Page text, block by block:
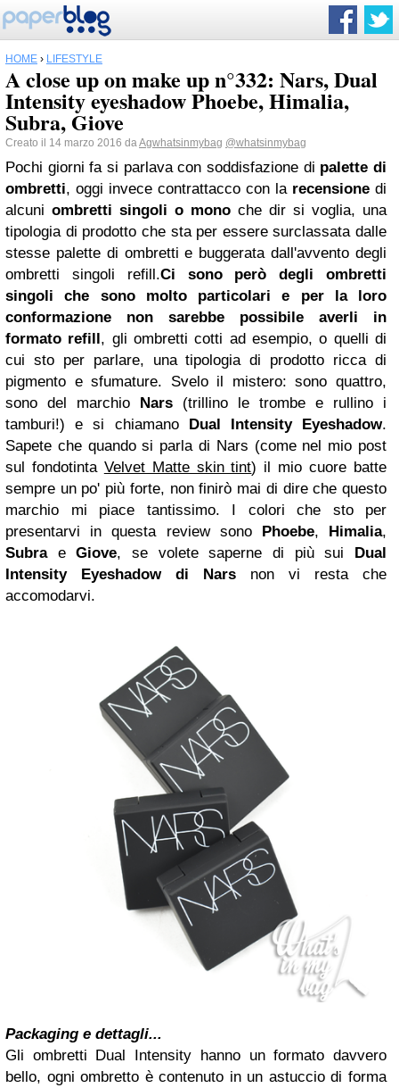
HOME › LIFESTYLE
A close up on make up n°332: Nars, Dual
Intensity eyeshadow Phoebe, Himalia,
Subra, Giove
Creato il 14 marzo 2016 daAgwhatsinmybag @whatsinmybag
Pochi giorni fa si parlava con soddisfazione di palette di
ombretti, oggi invece contrattacco con la recensione di
alcuni ombretti singoli o mono che dir si voglia, una
tipologia di prodotto che sta per essere surclassata dalle
stesse palette di ombretti e buggerata dall'avvento degli
ombretti singoli refill.Ci sono però degli ombretti
singoli che sono molto particolari e per la loro
conformazione non sarebbe possibile averli in
formato refill, gli ombretti cotti ad esempio, o quelli di
cui sto per parlare, una tipologia di prodotto ricca di
pigmento e sfumature. Svelo il mistero: sono quattro,
sono del marchio Nars (trillino le trombe e rullino i
tamburi!) e si chiamano Dual Intensity Eyeshadow.
Sapete che quando si parla di Nars (come nel mio post
sul fondotinta Velvet Matte skin tint) il mio cuore batte
sempre un po' più forte, non finirò mai di dire che questo
marchio mi piace tantissimo. I colori che sto per
presentarvi in questa review sono Phoebe, Himalia,
SubraeGiove, se volete saperne di più sui Dual
Intensity Eyeshadow di Nars non vi resta che
accomodarvi.
Packaging e dettagli...
Gli ombretti Dual Intensity hanno un formato davvero
bello, ogni ombretto è contenuto in un astuccio di forma